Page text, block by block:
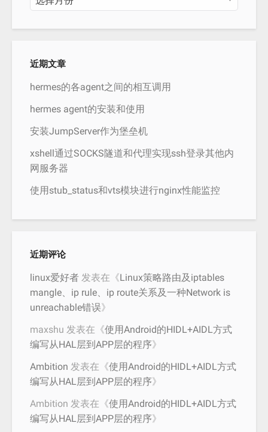
档
近期文章
hermes的各agent之间的相互调用
hermes agent的安装和使用
安装JumpServer作为堡垒机
xshell通过SOCKS隧道和代理实现ssh登录其他内
网服务器
使用stub_status和vts模块进行nginx性能监控
近期评论
linux爱好者 发表在《Linux策略路由及iptables
mangle、ip rule、ip route关系及一种Network is
unreachable错误》
maxshu 发表在《使用Android的HIDL+AIDL方式
编写从HAL层到APP层的程序》
Ambition 发表在《使用Android的HIDL+AIDL方式
编写从HAL层到APP层的程序》
Ambition 发表在《使用Android的HIDL+AIDL方式
编写从HAL层到APP层的程序》